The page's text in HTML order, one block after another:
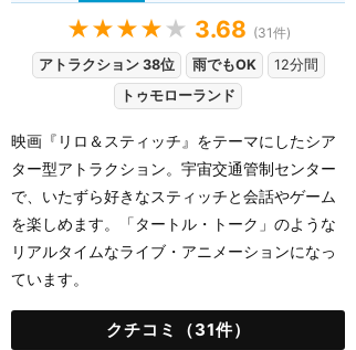
★★★★ ★ 3.68 (31件)
アトラクション 38位
雨でもOK
12分間
トゥモローランド
映画『リロ＆スティッチ』をテーマにしたシア
ター型アトラクション。宇宙交通管制センター
で、いたずら好きなスティッチと会話やゲーム
を楽しめます。「タートル・トーク」のような
リアルタイムなライブ・アニメーションになっ
ています。
クチコミ（31件）